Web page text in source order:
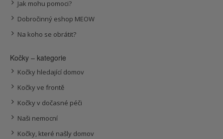
Jak mohu pomoci?
Dobročinný eshop MEOW
Na koho se obrátit?
Kočky – kategorie
Kočky hledající domov
Kočky ve frontě
Kočky v dočasné péči
Naši nemocní
Kočky, které našly domov